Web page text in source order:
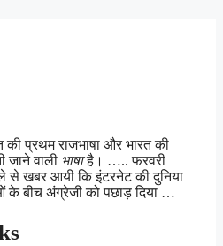
की प्रथम राजभाषा और भारत की
वाली भाषाहै। ….. फरवरी
से खबर आयी कि इंटरनेट की दुनिया
के बीच अंग्रेजी को पछाड़ दिया …